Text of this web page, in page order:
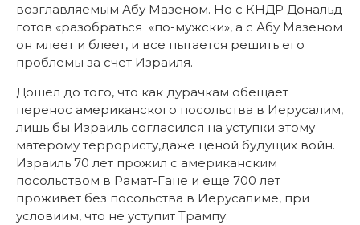
возглавляемым Абу Мазеном. Но с КНДР Дональд
готов «разобраться «по-мужски», а с Абу Мазеном
он млеет и блеет, и все пытается решить его
проблемы за счет Израиля.
Дошел до того, что как дурачкам обещает
перенос американского посольства в Иерусалим,
лишь бы Израиль согласился на уступки этому
матерому террористу,даже ценой будущих войн.
Израиль 70 лет прожил с американским
посольством в Рамат-Гане и еще 700 лет
проживет без посольства в Иерусалиме, при
условиим, что не уступит Трампу.